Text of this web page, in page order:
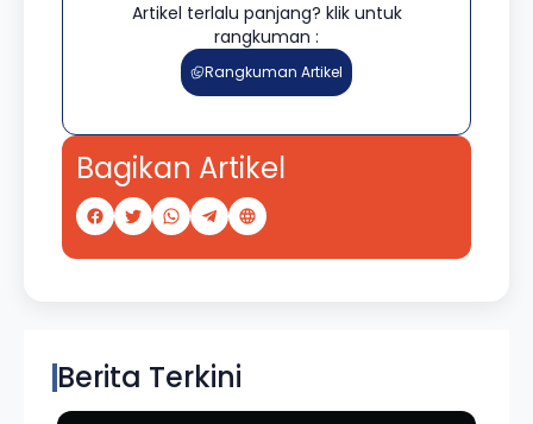
Artikel terlalu panjang? klik untuk
rangkuman :
Rangkuman Artikel
Bagikan Artikel
Berita Terkini